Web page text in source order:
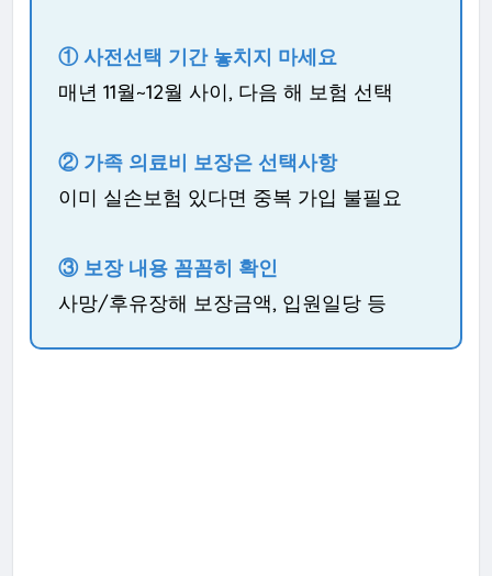
① 사전선택 기간 놓치지 마세요
매년 11월~12월 사이, 다음 해 보험 선택
② 가족 의료비 보장은 선택사항
이미 실손보험 있다면 중복 가입 불필요
③ 보장 내용 꼼꼼히 확인
사망/후유장해 보장금액, 입원일당 등